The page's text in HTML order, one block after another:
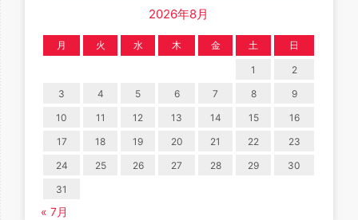
2026年8月
月 火 水 木 金 土 日
1
2
3
4 5 6 7 8
9
10
11 12 13 14 15
16
17
18 19 20 21 22
23
24
25 26 27 28 29
30
31
« 7月